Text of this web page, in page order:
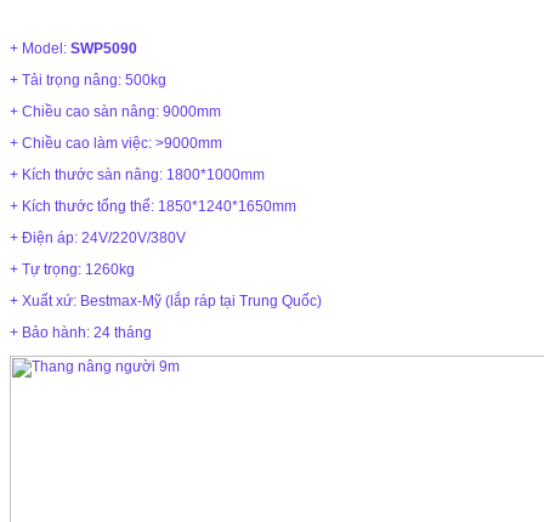
+ Model: SWP5090
+ Tải trọng nâng: 500kg
+ Chiều cao sàn nâng: 9000mm
+ Chiều cao làm việc: >9000mm
+ Kích thước sàn nâng: 1800*1000mm
+ Kích thước tổng thể: 1850*1240*1650mm
+ Điện áp: 24V/220V/380V
+ Tự trọng: 1260kg
+ Xuất xứ: Bestmax-Mỹ (lắp ráp tại Trung Quốc)
+ Bảo hành: 24 tháng